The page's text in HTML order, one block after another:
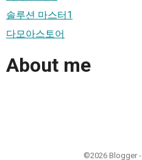
솔루션 마스터1
다모아스토어
About me
©2026 Blogger -